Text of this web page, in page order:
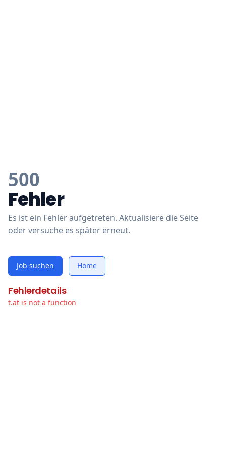
500
Fehler
Es ist ein Fehler aufgetreten. Aktualisiere die Seite
oder versuche es später erneut.
Job suchen Home
Fehlerdetails
t.at is not a function